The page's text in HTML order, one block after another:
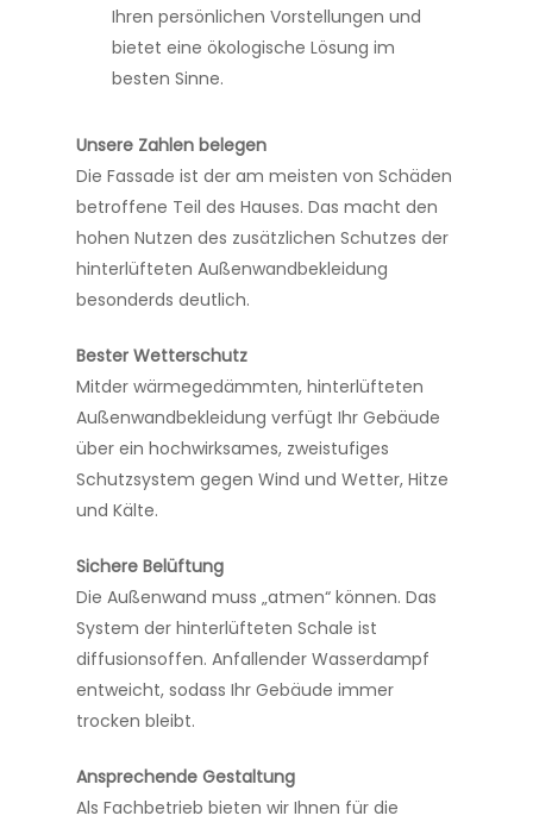
Ihren persönlichen Vorstellungen und
bietet eine ökologische Lösung im
besten Sinne.
Unsere Zahlen belegen
Die Fassade ist der am meisten von Schäden
betroffene Teil des Hauses. Das macht den
hohen Nutzen des zusätzlichen Schutzes der
hinterlüfteten Außenwandbekleidung
besonderds deutlich.
Bester Wetterschutz
Mitder wärmegedämmten, hinterlüfteten
Außenwandbekleidung verfügt Ihr Gebäude
über ein hochwirksames, zweistufiges
Schutzsystem gegen Wind und Wetter, Hitze
und Kälte.
Sichere Belüftung
Die Außenwand muss „atmen“ können. Das
System der hinterlüfteten Schale ist
diffusionsoffen. Anfallender Wasserdampf
entweicht, sodass Ihr Gebäude immer
trocken bleibt.
Ansprechende Gestaltung
Als Fachbetrieb bieten wir Ihnen für die